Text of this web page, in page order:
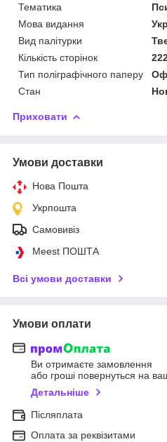
Тематика
Мова видання
Вид палітурки
Кількість сторінок
Тип поліграфічного паперу
Стан
Приховати
Умови доставки
Нова Пошта
Укрпошта
Самовивіз
Meest ПОШТА
Всі умови доставки
Умови оплати
Ви отримаєте замовлення
або гроші повернуться на
Детальніше
Післяплата
Оплата за реквізитами